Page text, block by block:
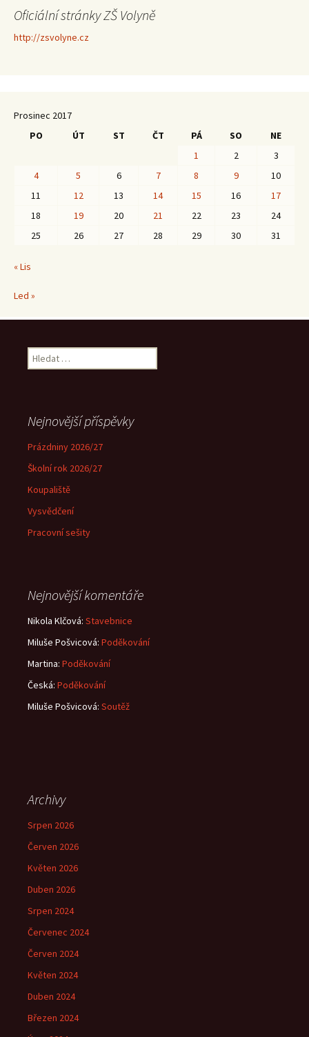
Oficiální stránky ZŠ Volyně
http://zsvolyne.cz
Prosinec 2017
PO
ÚT ST ČT PÁ SO
NE
1
2
3
4
5 6 7 8 9
10
11
12 13 14 15 16
17
18
19 20 21 22 23
24
25
26 27 28 29 30 31
« Lis
Led »
Vyhledávání
Nejnovější příspěvky
Prázdniny 2026/27
Školní rok 2026/27
Koupaliště
Vysvědčení
Pracovní sešity
Nejnovější komentáře
Nikola Klčová: Stavebnice
Miluše Pošvicová: Poděkování
Martina: Poděkování
Česká: Poděkování
Miluše Pošvicová: Soutěž
Archivy
Srpen 2026
Červen 2026
Květen 2026
Duben 2026
Srpen 2024
Červenec 2024
Červen 2024
Květen 2024
Duben 2024
Březen 2024